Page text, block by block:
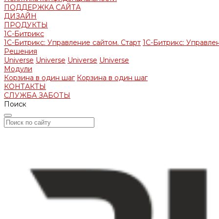
ПОДДЕРЖКА САЙТА
ДИЗАЙН
ПРОДУКТЫ
1С-Битрикс
1С-Битрикс: Управление сайтом. Старт 1С-Битрикс:
Решения
Universe Universe Universe Universe
Модули
Корзина в один шаг Корзина в один шаг
КОНТАКТЫ
СЛУЖБА ЗАБОТЫ
Поиск